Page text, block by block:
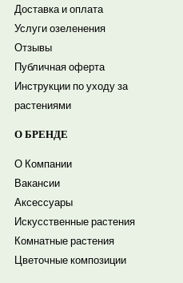
Доставка и оплата
Услуги озеленения
Отзывы
Публичная оферта
Инструкции по уходу за
растениями
О БРЕНДЕ
О Компании
Вакансии
Аксессуары
Искусственные растения
Комнатные растения
Цветочные композиции